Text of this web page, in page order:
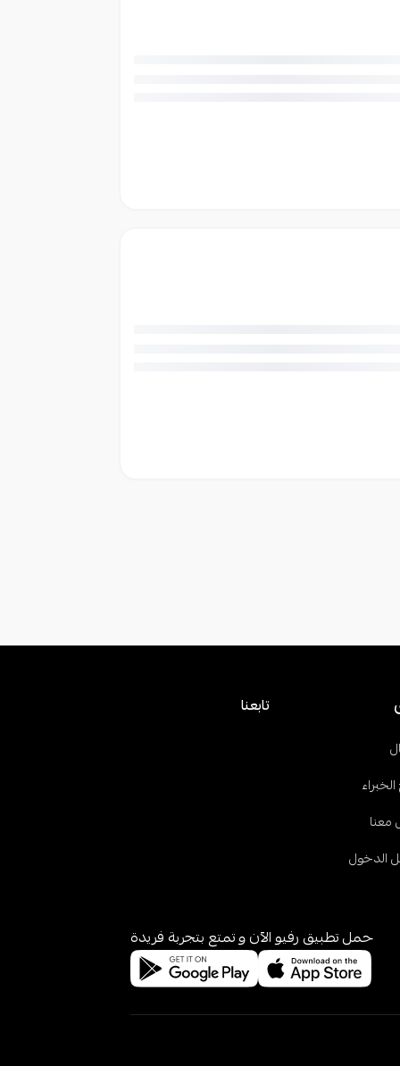
معنا
الدخول
تابعنا
حمل تطبيق رفيو الآن و تمتع بتجربة فريدة